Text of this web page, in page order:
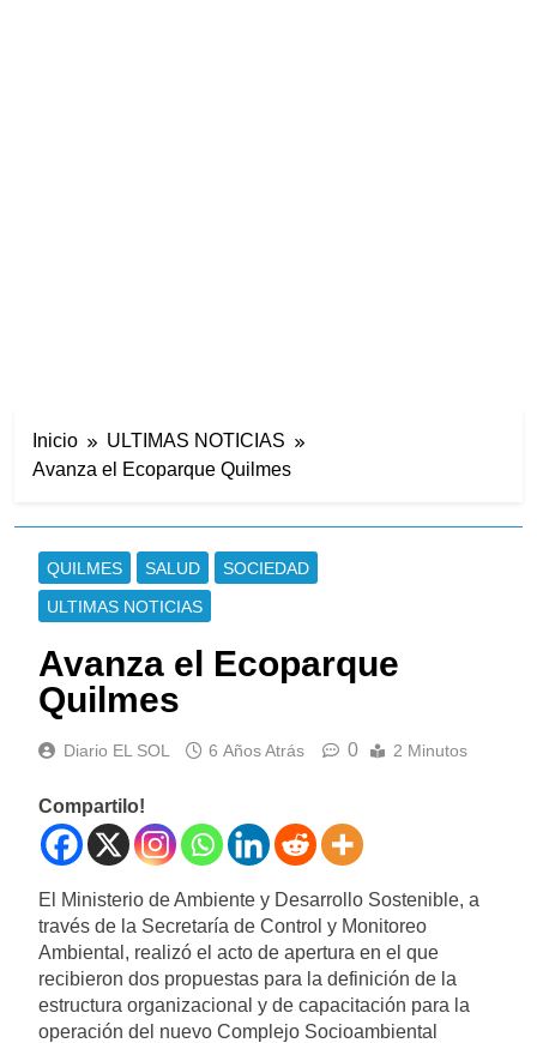
Inicio
ULTIMAS NOTICIAS
Avanza el Ecoparque Quilmes
QUILMES SALUD
SOCIEDAD
ULTIMAS NOTICIAS
Avanza el Ecoparque
Quilmes
Diario EL SOL 6 Años Atrás 0 2 Minutos
Compartilo!
El Ministerio de Ambiente y Desarrollo Sostenible, a
través de la Secretaría de Control y Monitoreo
Ambiental, realizó el acto de apertura en el que
recibieron dos propuestas para la definición de la
estructura organizacional y de capacitación para la
operación del nuevo Complejo Socioambiental